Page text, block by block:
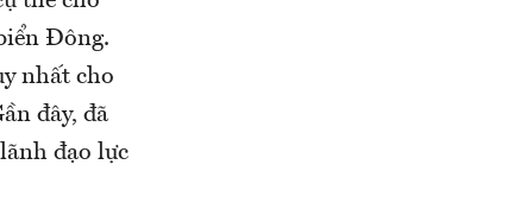
Đông.
nhất cho
đây, đã
đạo lực